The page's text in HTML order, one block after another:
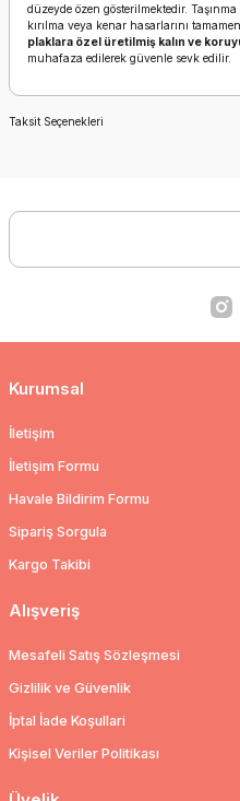
düzeyde özen gösterilmektedir.
kırılma veya kenar hasarlarını
plaklara özel üretilmiş kalın ve
muhafaza edilerek güvenle sevk edilir.
Taksit Seçenekleri
Kurumsal
İletişim
İletişim Formu
Havale Bildirim Formu
Sipariş Sorgula
Kargo Takibi
Alışveriş
Mesafeli Satış Sözleşmesi
Gizlilik ve Güvenlik
İptal İade Koşullari
Kişisel Veriler Politikası